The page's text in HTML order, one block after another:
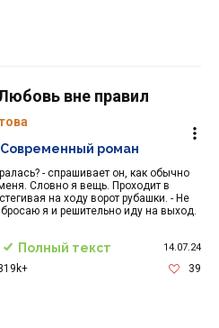
вне правил
- спрашивает он, как обычно
Словно я вещь. Проходит в
на ходу ворот рубашки. - Не
я и решительно иду на выход.
Современный роман
Полный текст 14.07.24
39